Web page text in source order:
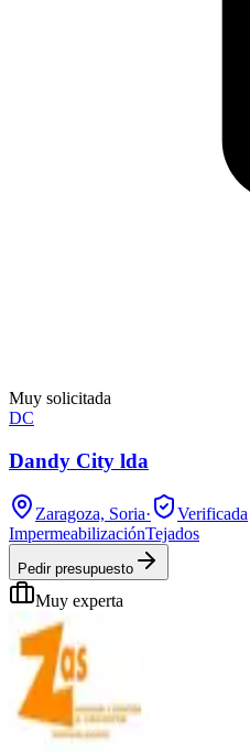
Muy solicitada
DC
Dandy City lda
Zaragoza, Soria·
Verificada
ImpermeabilizaciónTejados
Pedir presupuesto
Muy experta